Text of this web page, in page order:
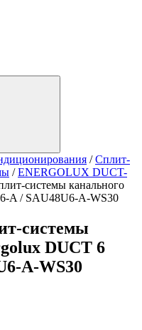
/ Сплит-
/ ENERGOLUX DUCT-
системы канального
A / SAU48U6-A-WS30
системы
DUCT 6
A-WS30